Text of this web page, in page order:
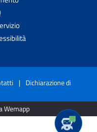
| Dichiarazione di
Wemapp